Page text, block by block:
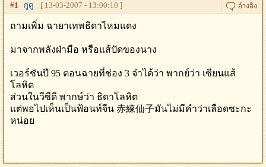
#1 กูตู [ 13-03-2007 - 13:00:10 ]
ถามเพิ่ม ฉายาเทพธิดาไหมแดง
มาจากพลังฝ่ามือ หรือแส้ปัดของนาง
เวอร์ชันปี 95 ตอนฉายที่ช่อง 3 จำได้ว่า พากย์ว่า เซียนแส้
โลหิต
ส่วนในวีซีดี พากษ์ว่า ธิดาโลหิต
แต่พอไปเห็นเป็นฟ้อนท์จีน 赤練仙子มันไม่มีคำว่าเลือดซะกะ
หน่อย